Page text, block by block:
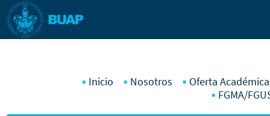
Inicio Nosotros
Oferta Académica
FGMA/